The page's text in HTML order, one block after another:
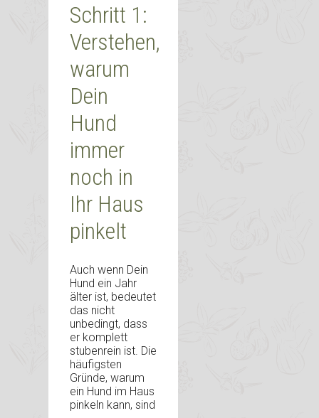
Schritt 1:
Verstehen,
warum
Dein
Hund
immer
noch in
Ihr Haus
pinkelt
Auch wenn Dein
Hund ein Jahr
älter ist, bedeutet
das nicht
unbedingt, dass
er komplett
stubenrein ist. Die
häufigsten
Gründe, warum
ein Hund im Haus
pinkeln kann, sind